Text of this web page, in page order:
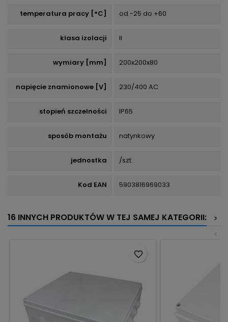
temperatura pracy [°C] od -25 do +60
klasa izolacji II
wymiary [mm] 200x200x80
napięcie znamionowe [V] 230/400 AC
stopień szczelności IP65
sposób montażu natynkowy
jednostka /szt.
Kod EAN 5903816969033
16 INNYCH PRODUKTÓW W TEJ SAMEJ KATEGORII:
>
<
favorite_border